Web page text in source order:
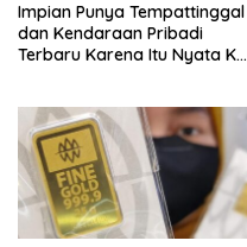
Impian Punya Tempattinggal
dan Kendaraan Pribadi
Terbaru Karena Itu Nyata Ke